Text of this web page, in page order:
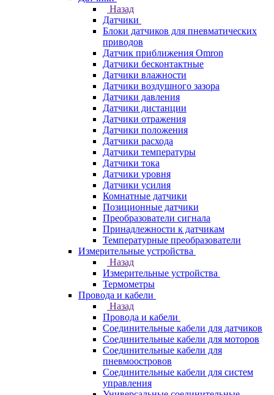
Назад
Датчики
Блоки датчиков для пневматических
приводов
Датчик приближения Omron
Датчики бесконтактные
Датчики влажности
Датчики воздушного зазора
Датчики давления
Датчики дистанции
Датчики отражения
Датчики положения
Датчики расхода
Датчики температуры
Датчики тока
Датчики уровня
Датчики усилия
Комнатные датчики
Позиционные датчики
Преобразователи сигнала
Принадлежности к датчикам
Температурные преобразователи
Измерительные устройства
Назад
Измерительные устройства
Термометры
Провода и кабели
Назад
Провода и кабели
Соединительные кабели для датчиков
Соединительные кабели для моторов
Соединительные кабели для
пневмоостровов
Соединительные кабели для систем
управления